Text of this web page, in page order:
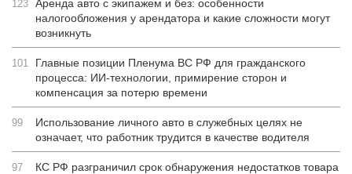
123 Аренда авто с экипажем и без: особенности
налогообложения у арендатора и какие сложности могут
возникнуть
101
Главные позиции Пленума ВС РФ для гражданского
процесса: ИИ-технологии, примирение сторон и
компенсация за потерю времени
99
Использование личного авто в служебных целях не
означает, что работник трудится в качестве водителя
97
КС РФ разграничил срок обнаружения недостатков товара